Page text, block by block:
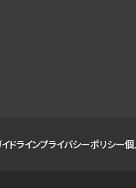
ドラインプライバシーポリシー個